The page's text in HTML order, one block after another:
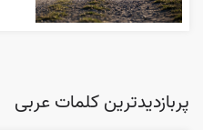
پربازدیدترین کلمات عربی